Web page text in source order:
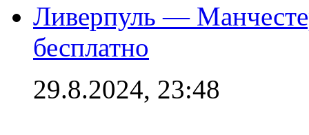
Ливерпуль —
бесплатно
29.8.2024, 23:48